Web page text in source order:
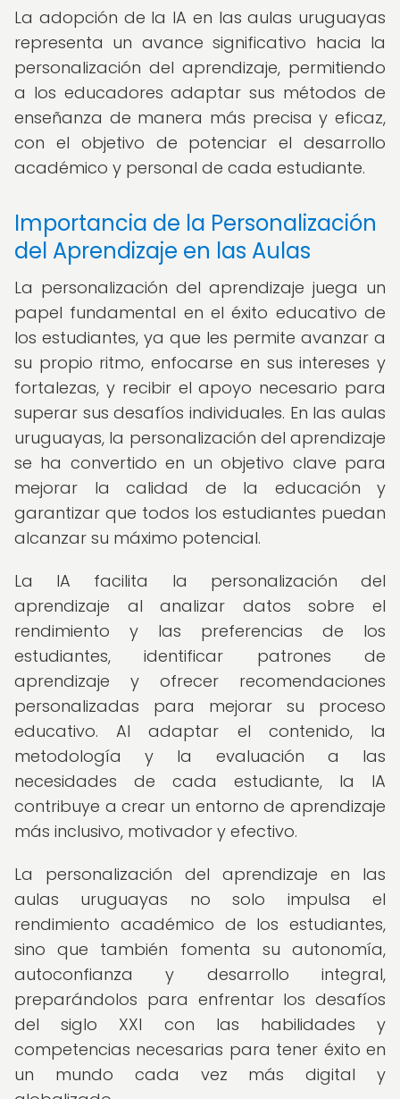
La adopción de la IA en las aulas uruguayas
representa un avance significativo hacia la
personalización del aprendizaje, permitiendo
a los educadores adaptar sus métodos de
enseñanza de manera más precisa y eficaz,
con el objetivo de potenciar el desarrollo
académico y personal de cada estudiante.
Importancia de la Personalización
del Aprendizaje en las Aulas
La personalización del aprendizaje juega un
papel fundamental en el éxito educativo de
los estudiantes, ya que les permite avanzar a
su propio ritmo, enfocarse en sus intereses y
fortalezas, y recibir el apoyo necesario para
superar sus desafíos individuales. En las aulas
uruguayas, la personalización del aprendizaje
se ha convertido en un objetivo clave para
mejorar la calidad de la educación y
garantizar que todos los estudiantes puedan
alcanzar su máximo potencial.
La IA facilita la personalización del
aprendizaje al analizar datos sobre el
rendimiento y las preferencias de los
estudiantes, identificar patrones de
aprendizaje y ofrecer recomendaciones
personalizadas para mejorar su proceso
educativo. Al adaptar el contenido, la
metodología y la evaluación a las
necesidades de cada estudiante, la IA
contribuye a crear un entorno de aprendizaje
más inclusivo, motivador y efectivo.
La personalización del aprendizaje en las
aulas uruguayas no solo impulsa el
rendimiento académico de los estudiantes,
sino que también fomenta su autonomía,
autoconfianza y desarrollo integral,
preparándolos para enfrentar los desafíos
del siglo XXI con las habilidades y
competencias necesarias para tener éxito en
un mundo cada vez más digital y